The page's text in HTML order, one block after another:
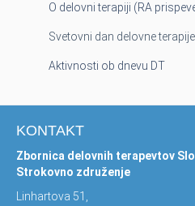
O delovni terapiji (RA
Svetovni dan delovne terapije
Aktivnosti ob dnevu DT
KONTAKT
Zbornica delovnih terapevtov
Strokovno združenje
Linhartova 51,